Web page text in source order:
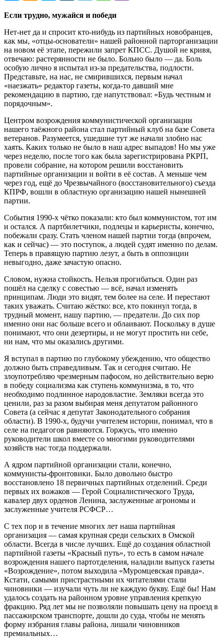
Если трудно, мужайся и победи
Нет-нет да и спросит кто-нибудь из партийных новобранцев,
как мы, «отцы-основатели» нашей районной парторганизации
на новом её этапе, пережили запрет КПСС. Душой не кривя,
отвечаю: растерянности не было. Больно было — да. Боль
особую лично я испытал из-за предательства, подлости.
Представьте, на нас, не смирившихся, первым начал
«наезжать» редактор газеты, когда-то давший мне
рекомендацию в партию, где напутствовал: «Будь честным и
порядочным».
Центром возрождения коммунистической организации
нашего таёжного района стал партийный клуб на базе Совета
ветеранов. Разумеется, ушедшие тут же начали злобно нас
хаять. Каких только не было в наш адрес выпадов! Но мы уже
через неделю, после того как была зарегистрирована РКРП,
провели собрание, на котором решили восста­новить
партийные организации и войти в её состав. А меньше чем
через год, ещё до Чрезвычайного (восстановительного) съезда
КПРФ, вошли в областную организацию нашей нынешней
партии.
События 1990-х чётко показали: кто был коммунистом, тот им
и остался. А партбилетчики, подлецы и карьеристы, конечно,
побежали сразу. Стать членом нашей партии тогда (впрочем,
как и сейчас) — это поступок, а людей судят именно по делам.
Теперь в правящую партию лезут, а быть в оппозиции
невыгодно, даже зачастую опасно.
Словом, нужна стойкость. Нельзя прогибаться. Один раз
пошёл на сделку с совестью — всё, начал изменять
принципам. Люди это видят, тем более на селе. И перестают
таких уважать. Считаю жёстко: все, кто покинул тогда, в
трудный момент, нашу партию, — предатели. До сих пор
именно они нас больше всего и облаивают. Поскольку в душе
понимают, что они дезертиры, и не могут простить ни себе,
ни нам, что мы оказались другими.
Я вступал в партию по глубокому убеждению, что общество
должно быть справедливым. Так и сегодня считаю. Не
злоупотребляю чрезмерным пафосом, но действительно верю
в победу социализма как ступень коммунизма, в то, что
необходимо подлинное народовластие. Земляки всегда это
ценили, раз за разом выбирая меня депутатом районного
Совета (а сейчас я депутат Законодательного собрания
области). В 1990-х, будучи учителем истории, понимал, что в
селе на педагогов равняются. Горжусь, что именно
руководители школ вместе со многими руководителями
хозяйств нас тогда поддержали.
А ядром партийной организации стали, конечно,
коммунисты-фронтовики. Было довольно быстро
восстановлено 18 первичных партийных отделений. Среди
первых их вожаков — Герой Социалистического Труда,
кавалер двух орденов Ленина, заслуженные агрономы и
заслуженные учителя РСФСР…
С тех пор и в течение многих лет наша партийная
организация — самая крупная среди сельских в Омской
области. Всегда в числе лучших. Ещё до создания областной
партийной газеты «Красный путь», то есть в самом начале
возрождения нашего партотделения, наладили выпуск газеты
«Возрождение», потом выходила «Муромцевская правда».
Кстати, самыми пристрастными их читателями стали
чиновники — изучали чуть ли не каждую букву. Ещё бы! Нам
удалось создать на районном уровне управления крепкую
фракцию. Ряд лет мы не позволяли повышать цену на проезд в
пассажирском транспорте, дошли до суда, чтобы не менять
форму избрания главы района, лишали чиновников
премиальных…